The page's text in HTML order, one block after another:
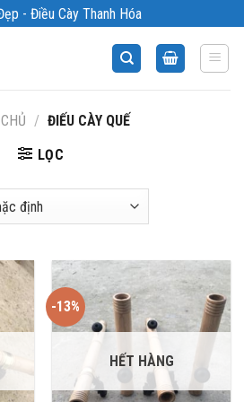
- Điều Cày Thanh Hóa
/ ĐIẾU CÀY QUẾ
LỌC
-13%
HẾT HÀNG